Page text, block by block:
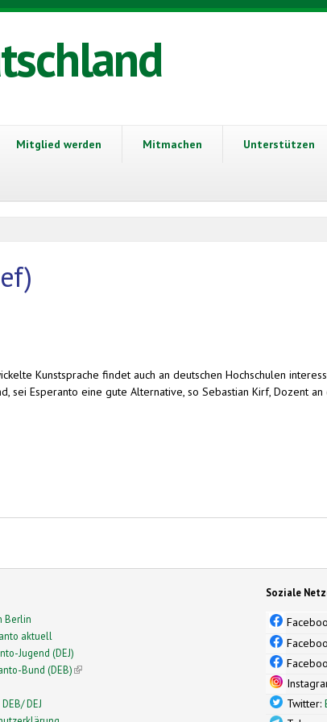
Mitglied werden Mitmachen Unterstützen
Kunstsprache findet auch an deutschen Hochschulen
Esperanto eine gute Alternative, so Sebastian Kirf, Dozent an
Berlin
aktuell
Jugend (DEJ)
Bund (DEB)(link is external)
DEJ
Soziale
Twitter: